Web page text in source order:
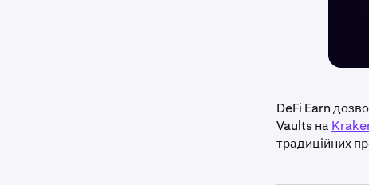
DeFi Earn
Vaults на
традиційних